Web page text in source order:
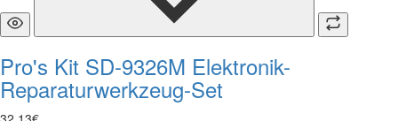
Pro's Kit SD-9326M Elektronik-
Reparaturwerkzeug-Set